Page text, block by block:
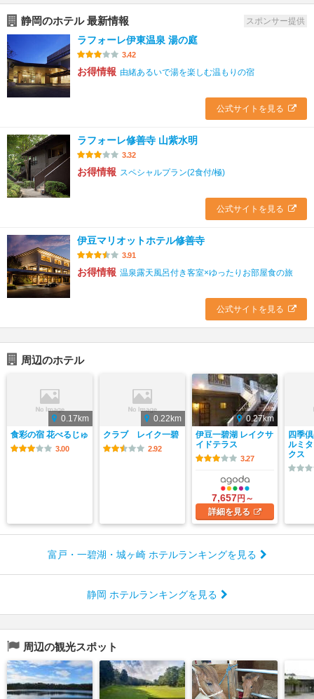
静岡のホテル 最新情報 スポンサー提供
ラフォーレ伊東温泉 湯の庭
3.42
お得情報 由緒あるいで湯を楽しむ温もりの宿
公式サイトを見る
ラフォーレ修善寺 山紫水明
3.32
お得情報 スペシャルプラン(2食付/極)
公式サイトを見る
伊豆マリオットホテル修善寺
3.91
お得情報 温泉露天風呂付き客室×ゆったりお部屋食の旅
公式サイトを見る
周辺のホテル
0.17km
食彩の宿 花べるじゅ
3.00
0.22km
クラブ レイク一碧
2.92
0.27km
伊豆一碧湖 レイクサ
イドテラス
3.27
7,657円～
詳細を見る
四季
ルミ
クス
富戸・一碧湖・城ヶ崎 ホテルランキングを見る
静岡 ホテルランキングを見る
周辺の観光スポット